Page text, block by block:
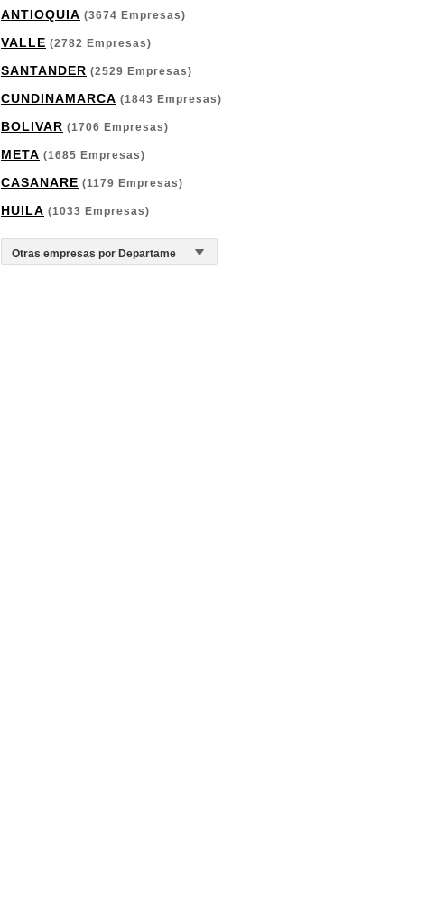
ANTIOQUIA (3674 Empresas)
VALLE (2782 Empresas)
SANTANDER (2529 Empresas)
CUNDINAMARCA (1843 Empresas)
BOLIVAR (1706 Empresas)
META (1685 Empresas)
CASANARE (1179 Empresas)
HUILA (1033 Empresas)